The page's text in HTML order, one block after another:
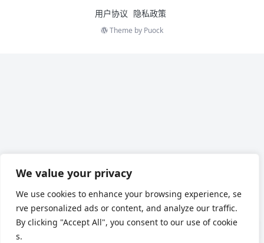
We value your privacy
We use cookies to enhance your browsing experience, se
rve personalized ads or content, and analyze our traffic.
By clicking "Accept All", you consent to our use of cookie
s.
用户协议 隐私政策
Theme by Puock